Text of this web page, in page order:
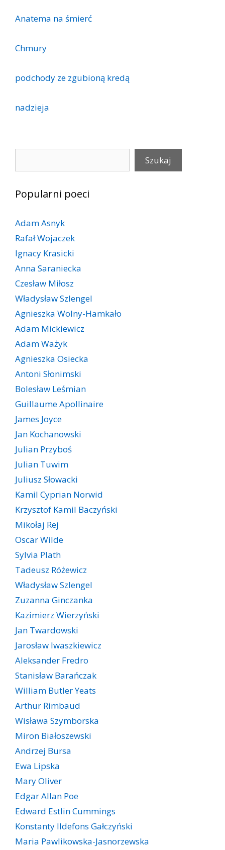
Anatema na śmierć
Chmury
podchody ze zgubioną kredą
nadzieja
Szukaj
Popularni poeci
Adam Asnyk
Rafał Wojaczek
Ignacy Krasicki
Anna Saraniecka
Czesław Miłosz
Władysław Szlengel
Agnieszka Wolny-Hamkało
Adam Mickiewicz
Adam Ważyk
Agnieszka Osiecka
Antoni Słonimski
Bolesław Leśmian
Guillaume Apollinaire
James Joyce
Jan Kochanowski
Julian Przyboś
Julian Tuwim
Juliusz Słowacki
Kamil Cyprian Norwid
Krzysztof Kamil Baczyński
Mikołaj Rej
Oscar Wilde
Sylvia Plath
Tadeusz Różewicz
Władysław Szlengel
Zuzanna Ginczanka
Kazimierz Wierzyński
Jan Twardowski
Jarosław Iwaszkiewicz
Aleksander Fredro
Stanisław Barańczak
William Butler Yeats
Arthur Rimbaud
Wisława Szymborska
Miron Białoszewski
Andrzej Bursa
Ewa Lipska
Mary Oliver
Edgar Allan Poe
Edward Estlin Cummings
Konstanty Ildefons Gałczyński
Maria Pawlikowska-Jasnorzewska